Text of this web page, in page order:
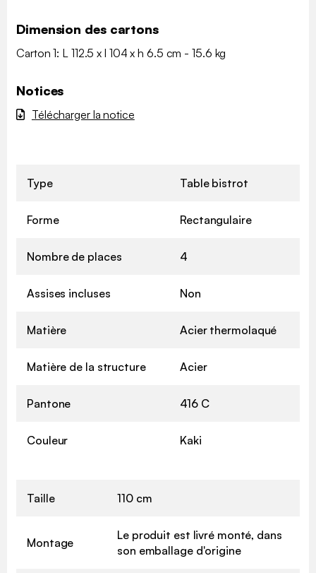
Dimension des cartons
Carton 1: L 112.5 x l 104 x h 6.5 cm - 15.6 kg
Notices
Télécharger la notice
Type Table bistrot
Forme Rectangulaire
Nombre de places 4
Assises incluses Non
Matière Acier thermolaqué
Matière de la structure Acier
Pantone 416 C
Couleur Kaki
Taille 110 cm
Montage
Le produit est livré monté, dans
son emballage d'origine